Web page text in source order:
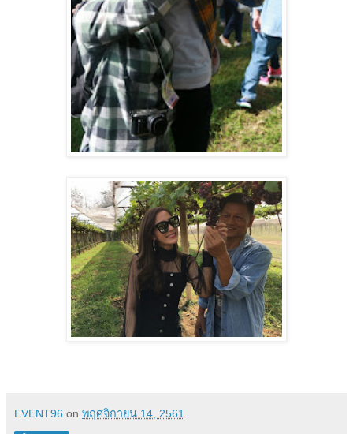
EVENT96 on พฤศจิกายน 14, 2561